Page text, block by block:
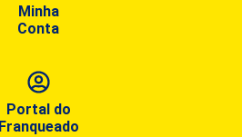
Minha
Conta
Portal do
Franqueado